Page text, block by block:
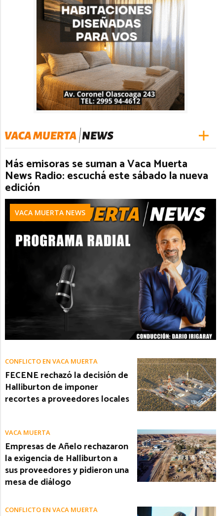
Más emisoras se suman a Vaca Muerta
News Radio: escuchá este sábado la nueva
edición
VACA MUERTA NEWS
CONFLICTO EN VACA MUERTA
FECENE rechazó la decisión de
Halliburton de imponer
recortes a proveedores locales
VACA MUERTA
Empresas de Añelo rechazaron
la exigencia de Halliburton a
sus proveedores y pidieron una
mesa de diálogo
CONFLICTO EN VACA MUERTA